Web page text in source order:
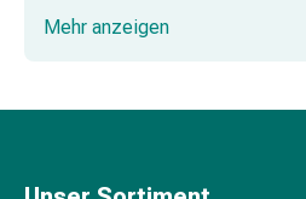
Mund
Aphten
Haar-
unterstützen gezielte
Mahlzeitenersatz dienen, den
Mahlzeitenersatz
Mehr anzeigen